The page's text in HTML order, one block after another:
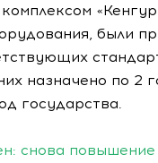
были
назначено по 2
государства.
снова